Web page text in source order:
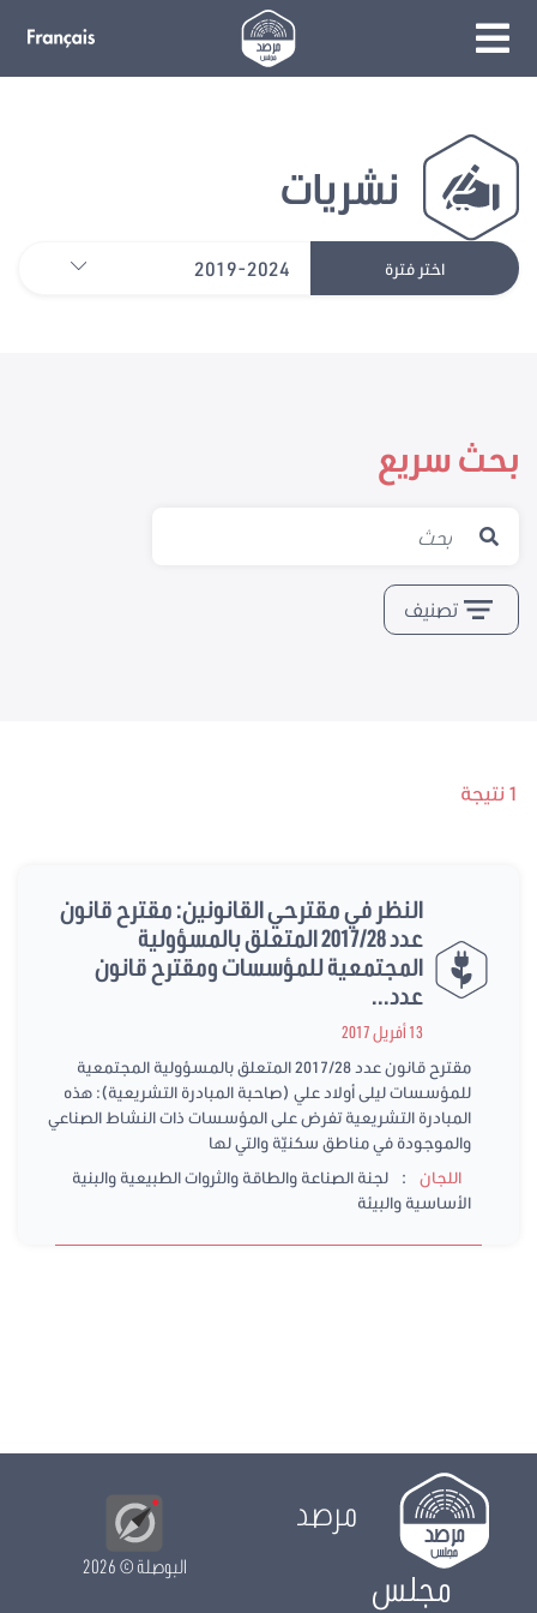
نشريات
اختر فترة 2019-2024
بحث سريع
تصنيف
1 نتيجة
النظر في مقترحي القانونين: مقترح قانون
عدد 2017/28 المتعلق بالمسؤولية
المجتمعية للمؤسسات ومقترح قانون
عدد...
13 أفريل 2017
مقترح قانون عدد 2017/28 المتعلق بالمسؤولية المجتمعية
للمؤسسات ليلى أولاد علي (صاحبة المبادرة التشريعية): هذه
المبادرة التشريعية تفرض على المؤسسات ذات النشاط الصناعي
والموجودة في مناطق سكنيّة والتي لها
اللجان
:
لجنة الصناعة والطاقة والثروات الطبيعية والبنية
الأساسية والبيئة
مرصد
مجلس
البوصلة© 2026